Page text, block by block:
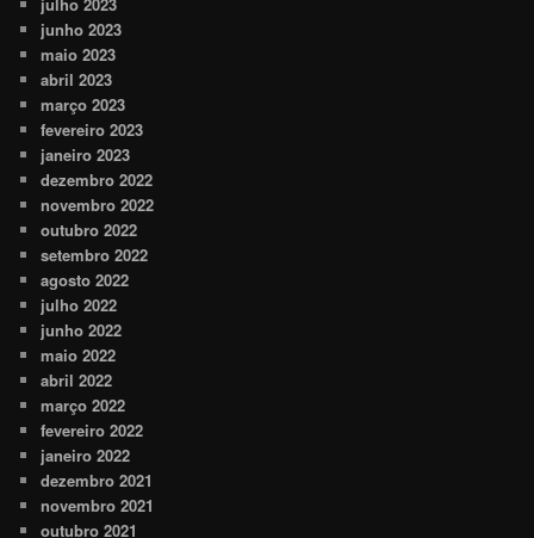
junho 2023
maio 2023
abril 2023
março 2023
fevereiro 2023
janeiro 2023
dezembro 2022
novembro 2022
outubro 2022
setembro 2022
agosto 2022
julho 2022
junho 2022
maio 2022
abril 2022
março 2022
fevereiro 2022
janeiro 2022
dezembro 2021
novembro 2021
outubro 2021